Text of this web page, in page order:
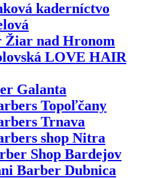
kaderníctvo
Žiar nad Hronom
LOVE HAIR
Galanta
Topoľčany
Trnava
shop Nitra
Shop Bardejov
Barber Dubnica